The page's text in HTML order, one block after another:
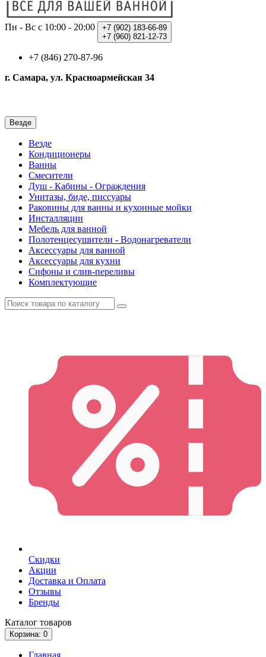
Пн - Вс с 10:00 - 20:00 +7 (902) 183-66-89
+7 (960) 821-12-73
+7 (846) 270-87-96
г. Самара, ул. Красноармейская 34
Везде
Везде
Кондиционеры
Ванны
Смесители
Душ - Кабины - Ограждения
Унитазы, биде, писсуары
Раковины для ванны и кухонные мойки
Инсталляции
Мебель для ванной
Полотенцесушители - Водонагреватели
Аксессуары для ванной
Аксессуары для кухни
Сифоны и слив-переливы
Комплектующие
Скидки
Акции
Доставка и Оплата
Отзывы
Бренды
Каталог товаров
Корзина: 0